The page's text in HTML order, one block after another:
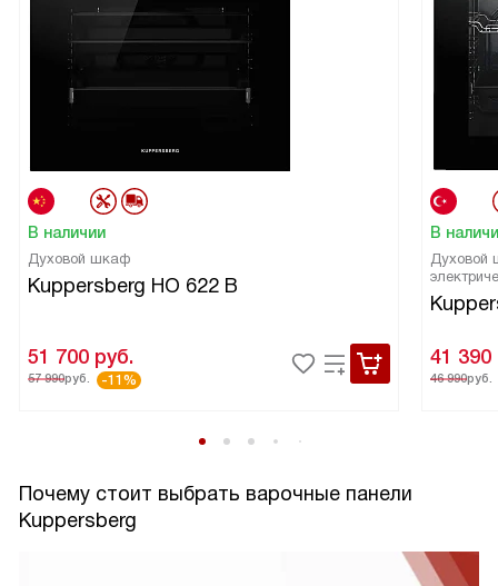
В наличии
Духовой шкаф
Kuppersberg HO 622 B
51 700 руб.
57 990руб. -11%
В
Духовой
41 390
46 990руб.
Почему стоит выбрать варочные панели
Kuppersberg